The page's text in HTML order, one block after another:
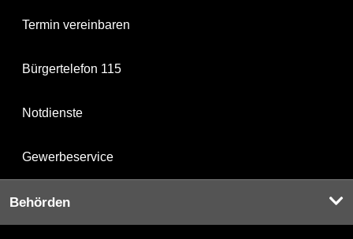
Termin vereinbaren
Bürgertelefon 115
Notdienste
Gewerbeservice
Behörden